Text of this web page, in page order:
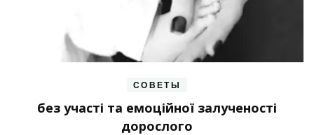
СОВЕТЫ
без участі та емоційної залученості
дорослого